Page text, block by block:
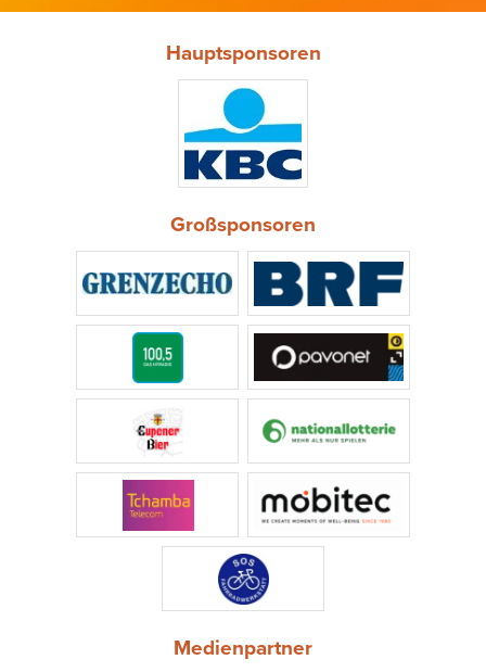
Hauptsponsoren
Großsponsoren
Medienpartner